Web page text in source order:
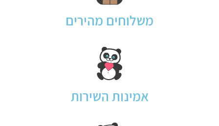
משלוחים מהירים
אמינות השירות